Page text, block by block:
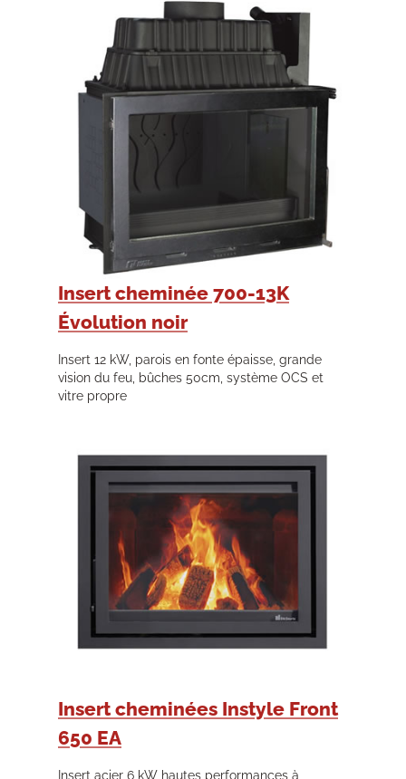
Insert cheminée 700-13K
Évolution noir
Insert 12 kW, parois en fonte épaisse, grande
vision du feu, bûches 50cm, système OCS et
vitre propre
Insert cheminées Instyle Front
650 EA
Insert acier 6 kW hautes performances à